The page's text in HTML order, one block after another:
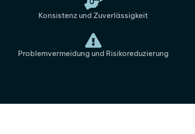
Konsistenz und Zuverlässigkeit
Problemvermeidung und Risikoreduzierung